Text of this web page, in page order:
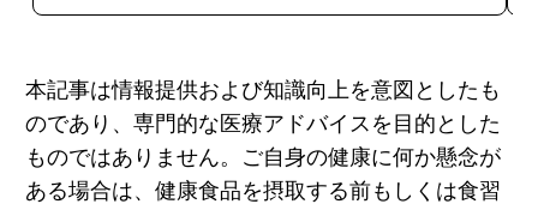
本記事は情報提供および知識向上を意図としたも
のであり、専門的な医療アドバイスを目的とした
ものではありません。ご自身の健康に何か懸念が
ある場合は、健康食品を摂取する前もしくは食習